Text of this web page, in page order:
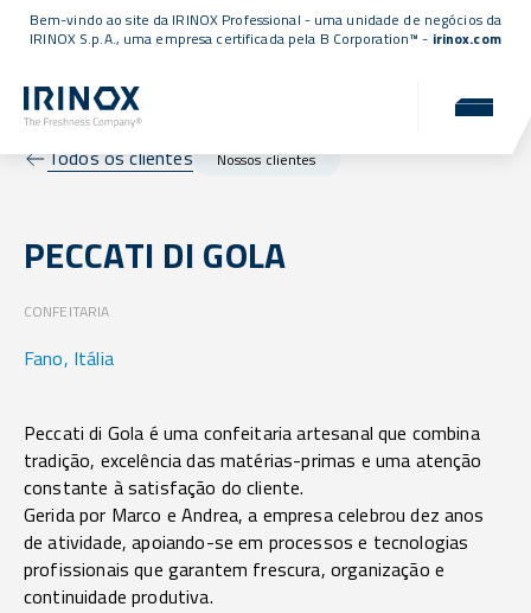
Bem-vindo ao site da IRINOX Professional - uma unidade de negócios da
IRINOX S.p.A., uma empresa certificada pela B Corporation™ - irinox.com
Todos os clientes Nossos clientes
PECCATI DI GOLA
CONFEITARIA
Fano, Itália
Peccati di Gola é uma confeitaria artesanal que combina
tradição, excelência das matérias-primas e uma atenção
constante à satisfação do cliente.
Gerida por Marco e Andrea, a empresa celebrou dez anos
de atividade, apoiando-se em processos e tecnologias
profissionais que garantem frescura, organização e
continuidade produtiva.